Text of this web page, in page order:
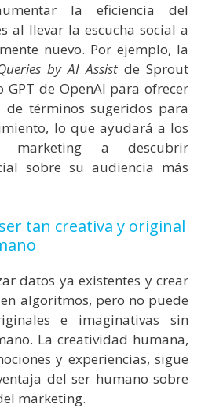
la eficiencia del
al llevar la escucha social a
nuevo. Por ejemplo, la
by AI Assist de Sprout
de OpenAI para ofrecer
términos sugeridos para
lo que ayudará a los
marketing a descubrir
sobre su audiencia más
tan creativa y original
datos ya existentes y crear
algoritmos, pero no puede
e imaginativas sin
La creatividad humana,
y experiencias, sigue
del ser humano sobre
marketing.